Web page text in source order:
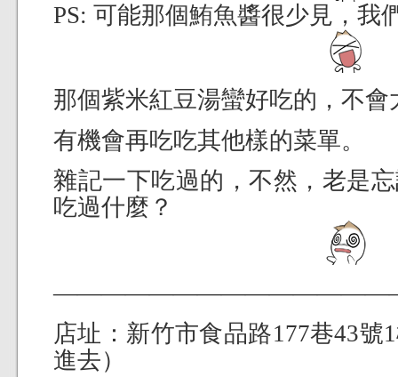
PS: 可能那個鮪魚醬很少見，我
那個紫米紅豆湯蠻好吃的，不會
有機會再吃吃其他樣的菜單。
雜記一下吃過的，不然，老是
吃過什麼？
店址：新竹市食品路177巷43號
進去）